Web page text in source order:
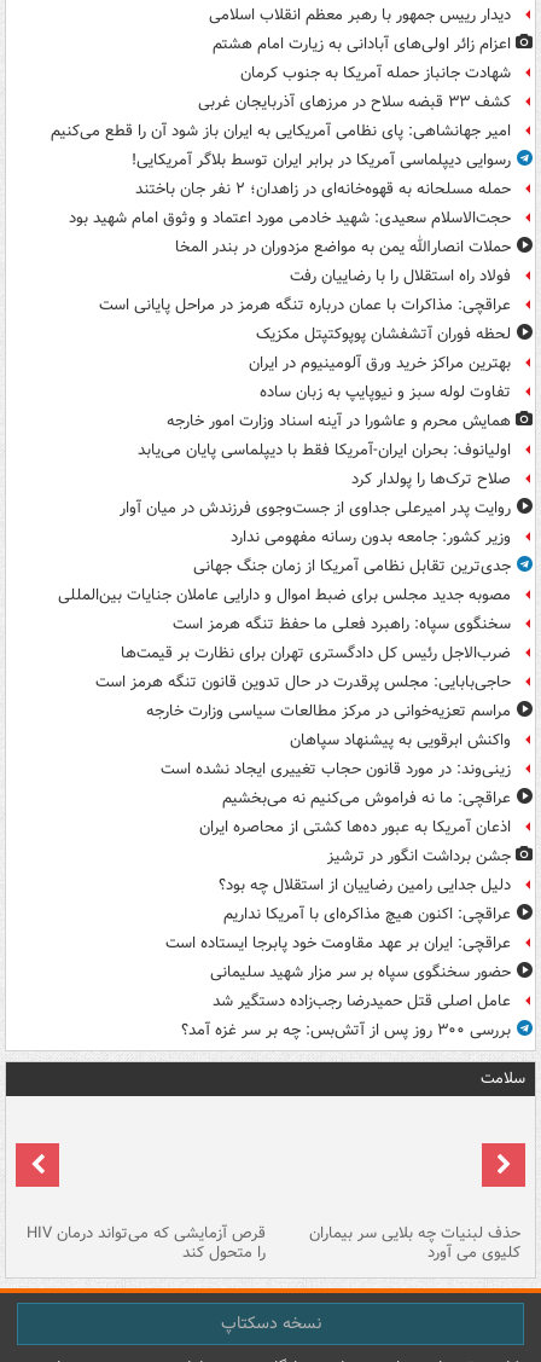
دیدار رییس جمهور با رهبر معظم انقلاب اسلامی
اعزام زائر اولی‌های آبادانی به زیارت امام هشتم
شهادت جانباز حمله آمریکا به جنوب کرمان
کشف ۳۳ قبضه سلاح در مرزهای آذربایجان غربی
امیر جهانشاهی: پای نظامی آمریکایی به ایران باز شود آن را قطع می‌کنیم
رسوایی دیپلماسی آمریکا در برابر ایران توسط بلاگر آمریکایی!
حمله مسلحانه به قهوه‌خانه‌ای در زاهدان؛ ۲ نفر جان باختند
حجت‌الاسلام سعیدی: شهید خادمی مورد اعتماد و وثوق امام شهید بود
حملات انصارالله یمن به مواضع مزدوران در بندر المخا
فولاد راه استقلال را با رضاییان رفت
عراقچی: مذاکرات با عمان درباره تنگه هرمز در مراحل پایانی است
لحظه فوران آتشفشان پوپوکتپتل مکزیک
بهترین مراکز خرید ورق آلومینیوم در ایران
تفاوت لوله سبز و نیوپایپ به زبان ساده
همایش محرم و عاشورا در آینه اسناد وزارت امور خارجه
اولیانوف: بحران ایران-آمریکا فقط با دیپلماسی پایان می‌یابد
صلاح ترک‌ها را پولدار کرد
روایت پدر امیرعلی جداوی از جست‌وجوی فرزندش در میان آوار
وزیر کشور: جامعه بدون رسانه مفهومی ندارد
جدی‌ترین تقابل نظامی آمریکا از زمان جنگ جهانی
مصوبه جدید مجلس برای ضبط اموال و دارایی عاملان جنایات بین‌المللی
سخنگوی سپاه: راهبرد فعلی ما حفظ تنگه هرمز است
ضرب‌الاجل رئیس کل دادگستری تهران برای نظارت بر قیمت‌ها
حاجی‌بابایی: مجلس پرقدرت در حال تدوین قانون تنگه هرمز است
مراسم تعزیه‌خوانی در مرکز مطالعات سیاسی وزارت خارجه
واکنش ابرقویی به پیشنهاد سپاهان
زینی‌وند: در مورد قانون حجاب تغییری ایجاد نشده است
عراقچی: ما نه فراموش می‌کنیم نه می‌بخشیم
اذعان آمریکا به عبور ده‌ها کشتی از محاصره ایران
جشن برداشت انگور در ترشیز
دلیل جدایی رامین رضاییان از استقلال چه بود؟
عراقچی: اکنون هیچ مذاکره‌ای با آمریکا نداریم
عراقچی: ایران بر عهد مقاومت خود پابرجا ایستاده است
حضور سخنگوی سپاه بر سر مزار شهید سلیمانی
عامل اصلی قتل حمیدرضا رجب‌زاده دستگیر شد
بررسی ۳۰۰ روز پس از آتش‌بس: چه بر سر غزه آمد؟
سلامت
حذف لبنیات چه بلایی سر بیماران
کلیوی می آورد
قرص آزمایشی که می‌تواند درمان HIV
را متحول کند
نسخه دسکتاپ